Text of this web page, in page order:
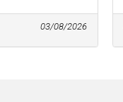
03/08/2026